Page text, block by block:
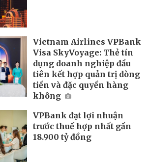
Vietnam Airlines VPBank
Visa SkyVoyage: Thẻ tín
dụng doanh nghiệp đầu
tiên kết hợp quản trị dòng
tiền và đặc quyền hàng
không
VPBank đạt lợi nhuận
trước thuế hợp nhất gần
18.900 tỷ đồng